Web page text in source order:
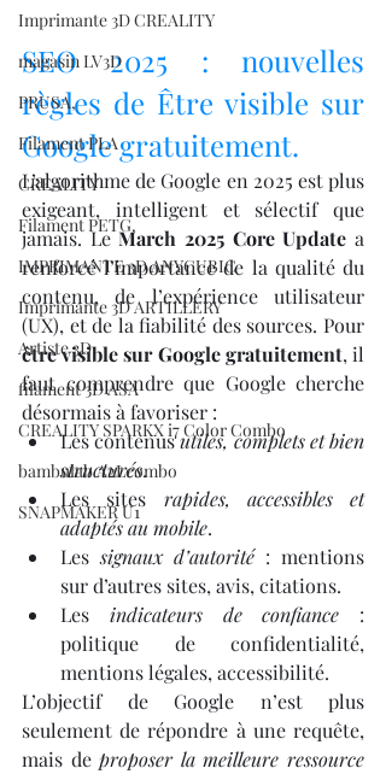
Imprimante 3D CREALITY
magasin LV3D
PRUSA,
Filament PLA
CREALITY
Filament PETG,
IMPRIMANTE 3D ANYCUBIC
Imprimante 3D ARTILLERY
Artiste 3D
filament 3D ASA
CREALITY SPARKX i7 Color Combo
bambulab A2Lcombo
SNAPMAKER U1
SEO 2025 : nouvelles
règles de Être visible sur
Google gratuitement.
L’algorithme de Google en 2025 est plus
exigeant, intelligent et sélectif que
jamais. Le March 2025 Core Update a
renforcé l’importance de la qualité du
contenu, de l’expérience utilisateur
être visible sur Google gratuitement, il
faut comprendre que Google cherche
désormais à favoriser :
Les contenus utiles, complets et bien
structurés.
Les sites rapides, accessibles et
adaptés au mobile.
Les signaux d’autorité : mentions
sur d’autres sites, avis, citations.
Les indicateurs de confiance :
politique de confidentialité,
mentions légales, accessibilité.
L’objectif de Google n’est plus
seulement de répondre à une requête,
mais de proposer la meilleure ressource